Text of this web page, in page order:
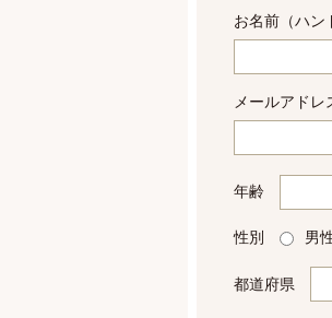
お名前（ハン
メールアドレ
年齢
性別 男
都道府県